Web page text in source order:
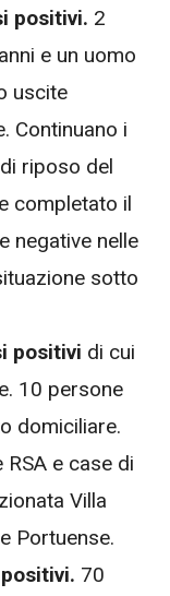
positivi. 2
e un uomo
uscite
Continuano i
riposo del
completato il
negative nelle
sotto
positivi di cui
10 persone
domiciliare.
e case di
Villa
Portuense.
70